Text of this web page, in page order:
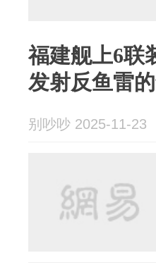
福建舰上6联
发射反鱼雷
别吵吵 2025-11-23